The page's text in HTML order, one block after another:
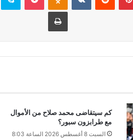
كم سيتقاضى محمد صلاح من الأموال
مع طرابزون سبور؟
السبت 8 أغسطس 2026 الساعة 8:03